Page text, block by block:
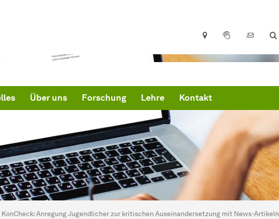
Über uns Forschung Lehre Kontakt
hier:
KonCheck: Anregung Jugendlicher zur kritischen Auseinandersetzung mit News-Artikeln